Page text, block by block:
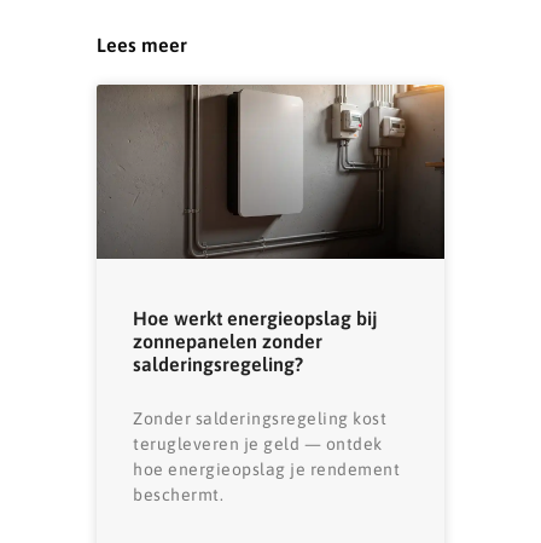
Lees meer
Hoe werkt energieopslag bij
zonnepanelen zonder
salderingsregeling?
Zonder salderingsregeling kost
terugleveren je geld — ontdek
hoe energieopslag je rendement
beschermt.